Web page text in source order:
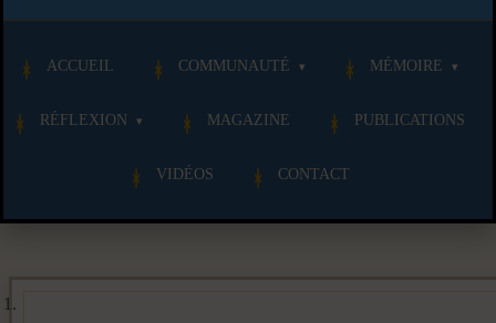
ACCUEIL COMMUNAUTÉ MÉMOIRE
RÉFLEXION MAGAZINE PUBLICATIONS
VIDÉOS CONTACT